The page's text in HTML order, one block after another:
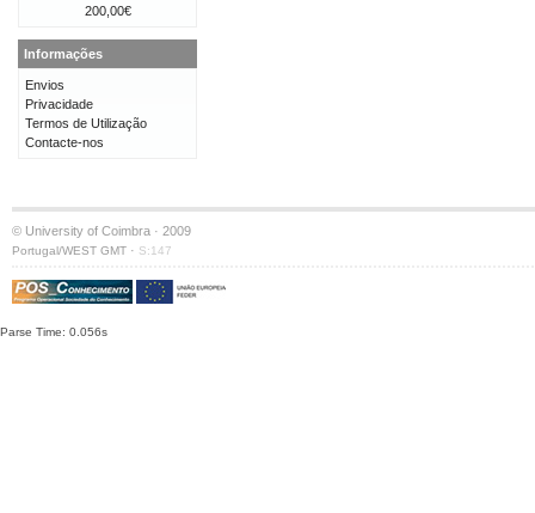
200,00€
Informações
Envios
Privacidade
Termos de Utilização
Contacte-nos
© University of Coimbra · 2009
Portugal/WEST GMT · S:147
Parse Time: 0.056s